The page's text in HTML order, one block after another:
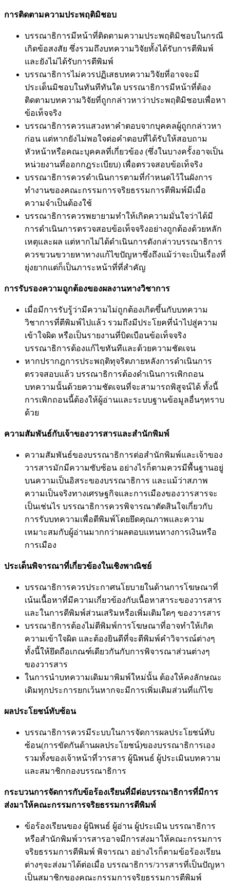
การติดตามความประพฤติมิชอบ
บรรณาธิการมีหน้าที่ติดตามความประพฤติมิชอบในกรณี
เกิดข้อสงสัย ซึ่งรวมถึงบทความวิจัยทั้งได้รับการตีพิมพ์
และยังไม่ได้รับการตีพิมพ์
บรรณาธิการไม่ควรปฏิเสธบทความวิจัยที่อาจจะมี
ประเด็นมิชอบในทันทีทันใด บรรณาธิการมีหน้าที่ต้อง
ติดตามบทความวิจัยที่ถูกกล่าวหาว่าประพฤติมิชอบเพื่อหา
ข้อเท็จจริง
บรรณาธิการควรแสวงหาคำตอบจากบุคคลผู้ถูกกล่าวหา
ก่อน แต่หากยังไม่พอใจต่อคำตอบที่ได้รับให้สอบถาม
หัวหน้าหรือคณะบุคคลที่เกี่ยวข้อง (ซึ่งในบางครั้งอาจเป็น
หน่วยงานที่ออกกฎระเบียบ) เพื่อตรวจสอบข้อเท็จริง
บรรณาธิการควรดำเนินการตามที่กำหนดไว้ในผังการ
ทำงานของคณะกรรมการจริยธรรมการตีพิมพ์มีเมื่อ
ความจำเป็นต้องใช้
บรรณาธิการควรพยายามทำให้เกิดความมั่นใจว่าได้มี
การดำเนินการตรวจสอบข้อเท็จจริงอย่างถูกต้องด้วยหลัก
เหตุและผล แต่หากไม่ได้ดำเนินการดังกล่าวบรรณาธิการ
ควรขวนขวายหาทางแก้ไขปัญหาซึ่งถึงแม้ว่าจะเป็นเรื่องที่
ยุ่งยากแต่ก็เป็นภาระหน้าที่ที่สำคัญ
การรับรองความถูกต้องของผลงานทางวิชาการ
เมื่อมีการรับรู้ว่ามีความไม่ถูกต้องเกิดขึ้นกับบทความ
วิชาการที่ตีพิมพ์ไปแล้ว รวมถึงมีประโยคที่นำไปสู่ความ
เข้าใจผิด หรือเป็นรายงานที่บิดเบือนข้อเท็จจริง
บรรณาธิการต้องแก้ไขทันทีและด้วยความชัดเจน
หากปรากฎการประพฤติทุจริตภายหลังการดำเนินการ
ตรวจสอบแล้ว บรรณาธิการต้องดำเนินการเพิกถอน
บทความนั้นด้วยความชัดเจนที่จะสามารถพิสูจน์ได้ ทั้งนี้
การเพิกถอนนี้ต้องให้ผู้อ่านและระบบฐานข้อมูลอื่นๆทราบ
ด้วย
ความสัมพันธ์กับเจ้าของวารสารและสำนักพิมพ์
ความสัมพันธ์ของบรรณาธิการต่อสำนักพิมพ์และเจ้าของ
วารสารมักมีความซับซ้อน อย่างไรก็ตามควรมีพื้นฐานอยู่
บนความเป็นอิสระของบรรณาธิการ และแม้ว่าสภาพ
ความเป็นจริงทางเศรษฐกิจและการเมืองของวารสารจะ
เป็นเช่นไร บรรณาธิการควรพิจารณาตัดสินใจเกี่ยวกับ
การรับบทความเพื่อตีพิมพ์โดยยึดคุณภาพและความ
เหมาะสมกับผู้อ่านมากกว่าผลตอบแทนทางการเงินหรือ
การเมือง
ประเด็นพิจารณาที่เกี่ยวข้องในเชิงพาณิชย์
บรรณาธิการควรประกาศนโยบายในด้านการโฆษณาที่
เน้นเนื้อหาที่มีความเกี่ยวข้องกับเนื้อหาสาระของวารสาร
และในการตีพิมพ์ส่วนเสริมหรือเพิ่มเติมใดๆ ของวารสาร
บรรณาธิการต้องไม่ตีพิมพ์การโฆษณาที่อาจทำให้เกิด
ความเข้าใจผิด และต้องยินดีที่จะตีพิมพ์คำวิจารณ์ต่างๆ
ทั้งนี้ให้ยึดถือเกณฑ์เดียวกันกับการพิจารณาส่วนต่างๆ
ของวารสาร
ในการนำบทความเดิมมาพิมพ์ใหม่นั้น ต้องให้คงลักษณะ
เดิมทุกประการยกเว้นหากจะมีการเพิ่มเติมส่วนที่แก้ไข
ผลประโยชน์ทับซ้อน
บรรณาธิการควรมีระบบในการจัดการผลประโยชน์ทับ
ซ้อน(การขัดกันด้านผลประโยชน์)ของบรรณาธิการเอง
รวมทั้งของเจ้าหน้าที่วารสาร ผู้นิพนธ์ ผู้ประเมินบทความ
และสมาชิกกองบรรณาธิการ
กระบวนการจัดการกับข้อร้องเรียนที่มีต่อบรรณาธิการที่มีการ
ส่งมาให้คณะกรรมการจริยธรรมการตีพิมพ์
ข้อร้องเรียนของ ผู้นิพนธ์ ผู้อ่าน ผู้ประเมิน บรรณาธิการ
หรือสำนักพิมพ์วารสารอาจมีการส่งมาให้คณะกรรมการ
จริยธรรมการตีพิมพ์ พิจารณา อย่างไรก็ตามข้อร้องเรียน
ต่างๆจะส่งมาได้ต่อเมื่อ บรรณาธิการ/วารสารที่เป็นปัญหา
เป็นสมาชิกของคณะกรรมการจริยธรรมการตีพิมพ์